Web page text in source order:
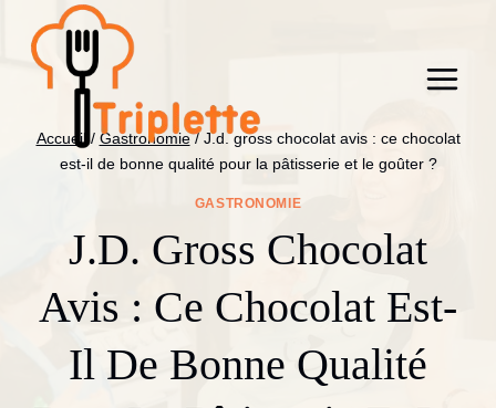
contenu
Accueil / Gastronomie / J.d. gross chocolat avis : ce chocolat
est-il de bonne qualité pour la pâtisserie et le goûter ?
GASTRONOMIE
J.d. Gross Chocolat
Avis : Ce Chocolat Est-
Il De Bonne Qualité